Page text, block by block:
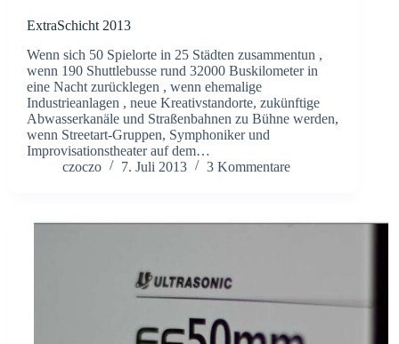
ExtraSchicht 2013
Wenn sich 50 Spielorte in 25 Städten zusammentun ,
wenn 190 Shuttlebusse rund 32000 Buskilometer in
eine Nacht zurücklegen , wenn ehemalige
Industrieanlagen , neue Kreativstandorte, zukünftige
Abwasserkanäle und Straßenbahnen zu Bühne werden,
wenn Streetart-Gruppen, Symphoniker und
Improvisationstheater auf dem…
czoczo
7. Juli 2013 3 Kommentare